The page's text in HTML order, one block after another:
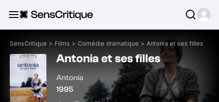
SensCritique > Films > Comédie dramatique > Antonia et ses filles
Antonia et ses filles
Antonia
1995